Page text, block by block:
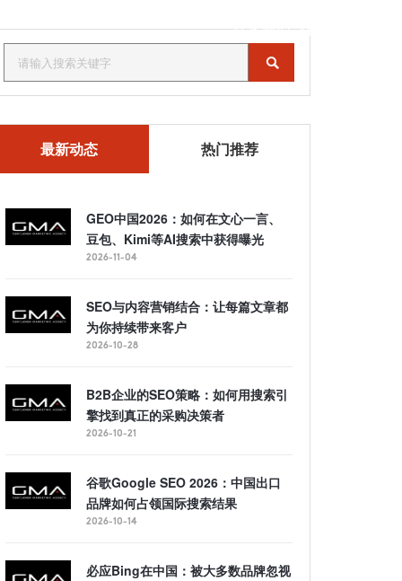
联系我们 MENU
最新动态 热门推荐
GEO中国2026：如何在文心一言、
豆包、Kimi等AI搜索中获得曝光
2026-11-04
SEO与内容营销结合：让每篇文章都
为你持续带来客户
2026-10-28
B2B企业的SEO策略：如何用搜索引
擎找到真正的采购决策者
2026-10-21
谷歌Google SEO 2026：中国出口
品牌如何占领国际搜索结果
2026-10-14
必应Bing在中国：被大多数品牌忽视